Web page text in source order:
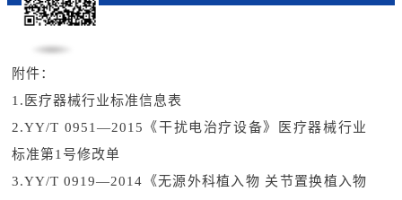
附件：
1.医疗器械行业标准信息表
2.YY/T 0951—2015《干扰电治疗设备》医疗器械行业
标准第1号修改单
3.YY/T 0919—2014《无源外科植入物 关节置换植入物